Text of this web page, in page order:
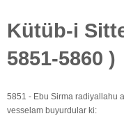
Kütüb-i
5851-5860 )
5851 - Ebu Sirma radiyallahu
vesselam buyurdular ki: